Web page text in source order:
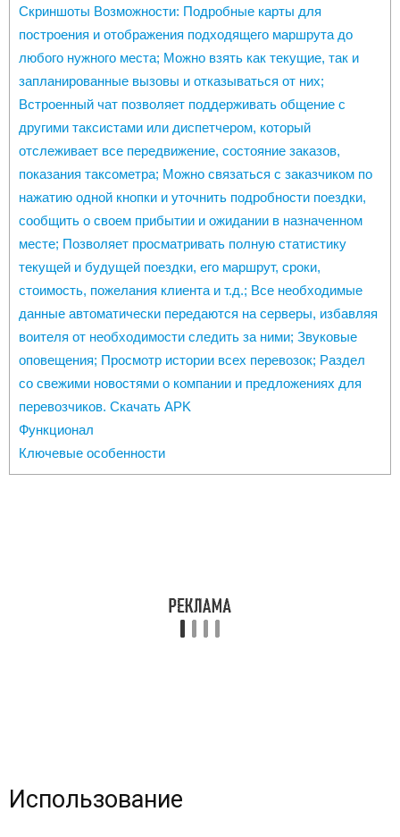
Скриншоты Возможности: Подробные карты для
построения и отображения подходящего маршрута до
любого нужного места; Можно взять как текущие, так и
запланированные вызовы и отказываться от них;
Встроенный чат позволяет поддерживать общение с
другими таксистами или диспетчером, который
отслеживает все передвижение, состояние заказов,
показания таксометра; Можно связаться с заказчиком по
нажатию одной кнопки и уточнить подробности поездки,
сообщить о своем прибытии и ожидании в назначенном
месте; Позволяет просматривать полную статистику
текущей и будущей поездки, его маршрут, сроки,
стоимость, пожелания клиента и т.д.; Все необходимые
данные автоматически передаются на серверы, избавляя
воителя от необходимости следить за ними; Звуковые
оповещения; Просмотр истории всех перевозок; Раздел
со свежими новостями о компании и предложениях для
перевозчиков. Скачать APK
Функционал
Ключевые особенности
Использование